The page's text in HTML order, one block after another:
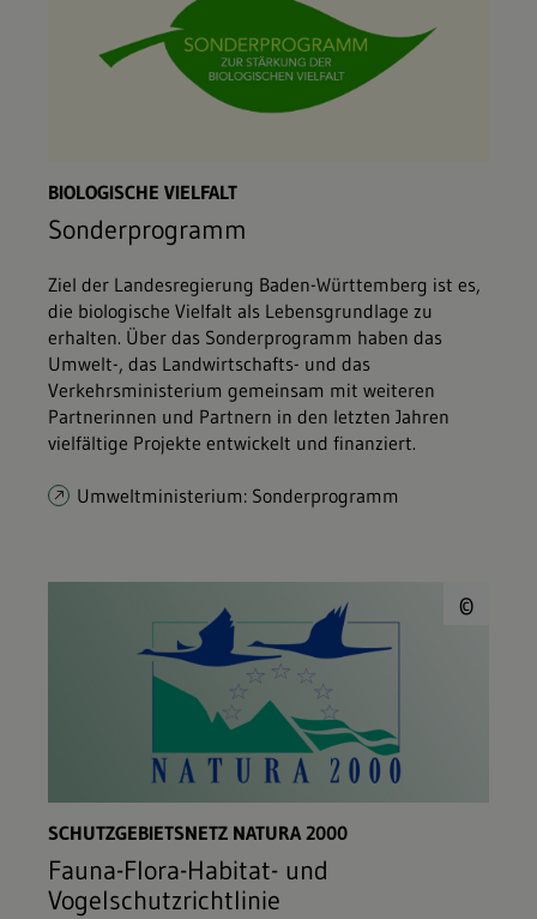
BIOLOGISCHE VIELFALT
Sonderprogramm
Ziel der Landesregierung Baden-Württemberg ist es,
die biologische Vielfalt als Lebensgrundlage zu
erhalten. Über das Sonderprogramm haben das
Umwelt-, das Landwirtschafts- und das
Verkehrsministerium gemeinsam mit weiteren
Partnerinnen und Partnern in den letzten Jahren
vielfältige Projekte entwickelt und finanziert.
Umweltministerium: Sonderprogramm
©
SCHUTZGEBIETSNETZ NATURA 2000
Fauna-Flora-Habitat- und
Vogelschutzrichtlinie